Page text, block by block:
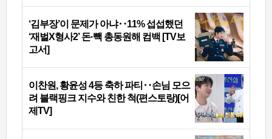
‘김부장’이 문제가 아냐‥11% 섭섭했던
‘재벌X형사2’ 돈·빽 총동원해 컴백 [TV보
고서]
이찬원, 황윤성 4등 축하 파티‥손님 모으
려 블랙핑크 지수와 친한 척(편스토랑)[어
제TV]